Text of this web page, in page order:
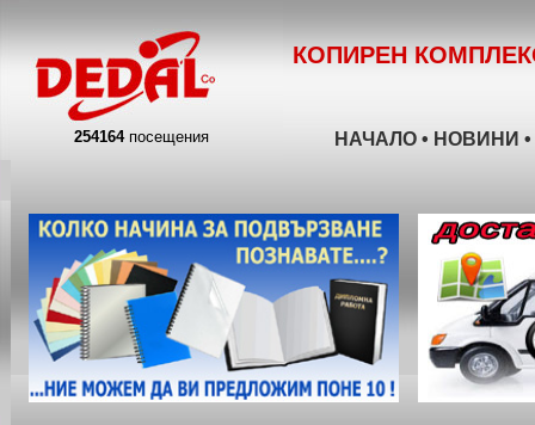
254164 посещения
КОПИРЕН
НАЧАЛО • НОВИНИ •